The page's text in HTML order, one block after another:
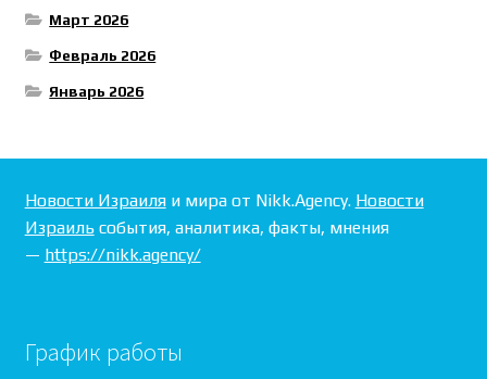
Март 2026
Февраль 2026
Январь 2026
Новости Израиляи мира от Nikk.Agency. Новости
Израильсобытия, аналитика, факты, мнения
— https://nikk.agency/
График работы